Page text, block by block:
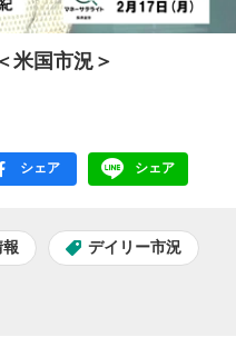
米国市況＞
facebook
シェア LINE
シェア
デイリー市況